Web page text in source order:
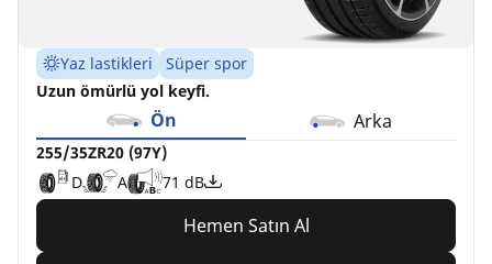
Yaz lastikleri
Süper spor
Uzun ömürlü yol keyfi.
Ön Arka
255/35ZR20 (97Y)
D
A 71 dB
Hemen Satın Al